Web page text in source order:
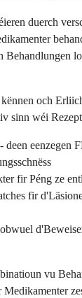
duerch
Behandlungen
och
sinn wéi
deen eenzegen
fir Péng ze
fir
vu